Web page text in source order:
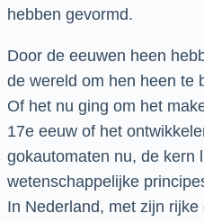
hebben gevormd.
Door de eeuwen heen
de wereld om hen heen te
Of het nu ging om het
17e eeuw of het
gokautomaten nu, de kern
wetenschappelijke
In Nederland, met zijn